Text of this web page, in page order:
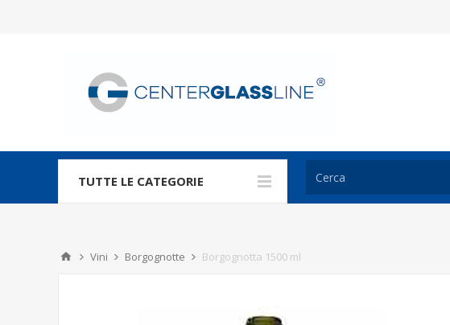
TUTTE LE CATEGORIE
Vini Borgognotte Borgognotta 1500 ml